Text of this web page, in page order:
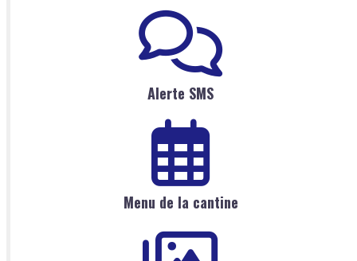
Alerte SMS
Menu de la cantine